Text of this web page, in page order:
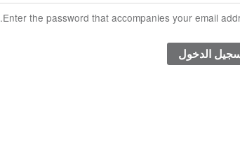
Enter the password that accompanies your email